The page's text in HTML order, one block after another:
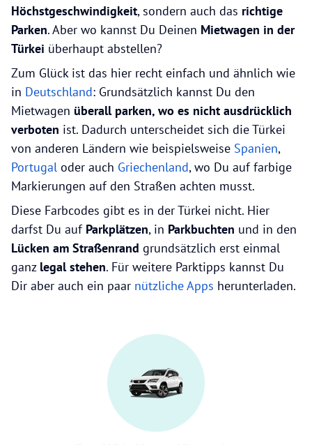
Höchstgeschwindigkeit, sondern auch das richtige
Parken. Aber wo kannst Du Deinen Mietwagen in der
Türkei überhaupt abstellen?
Zum Glück ist das hier recht einfach und ähnlich wie
in Deutschland: Grundsätzlich kannst Du den
Mietwagen überall parken, wo es nicht ausdrücklich
verboten ist. Dadurch unterscheidet sich die Türkei
von anderen Ländern wie beispielsweise Spanien,
Portugal oder auch Griechenland, wo Du auf farbige
Markierungen auf den Straßen achten musst.
Diese Farbcodes gibt es in der Türkei nicht. Hier
darfst Du auf Parkplätzen, in Parkbuchten und in den
Lücken am Straßenrand grundsätzlich erst einmal
ganz legal stehen. Für weitere Parktipps kannst Du
Dir aber auch ein paar nützliche Apps herunterladen.